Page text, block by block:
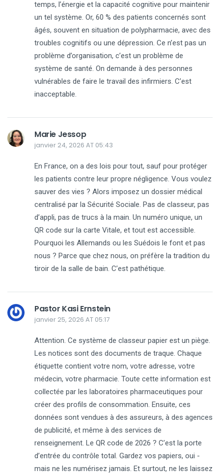
temps, l’énergie et la capacité cognitive pour maintenir
un tel système. Or, 60 % des patients concernés sont
âgés, souvent en situation de polypharmacie, avec des
troubles cognitifs ou une dépression. Ce n’est pas un
problème d’organisation, c’est un problème de
système de santé. On demande à des personnes
vulnérables de faire le travail des infirmiers. C’est
inacceptable.
Marie Jessop
janvier 24, 2026 AT 05:43
En France, on a des lois pour tout, sauf pour protéger
les patients contre leur propre négligence. Vous voulez
sauver des vies ? Alors imposez un dossier médical
centralisé par la Sécurité Sociale. Pas de classeur, pas
d’appli, pas de trucs à la main. Un numéro unique, un
QR code sur la carte Vitale, et tout est accessible.
Pourquoi les Allemands ou les Suédois le font et pas
nous ? Parce que chez nous, on préfère la tradition du
tiroir de la salle de bain. C’est pathétique.
Pastor Kasi Ernstein
janvier 25, 2026 AT 05:17
Attention. Ce système de classeur papier est un piège.
Les notices sont des documents de traque. Chaque
étiquette contient votre nom, votre adresse, votre
médecin, votre pharmacie. Toute cette information est
collectée par les laboratoires pharmaceutiques pour
créer des profils de consommation. Ensuite, ces
données sont vendues à des assureurs, à des agences
de publicité, et même à des services de
renseignement. Le QR code de 2026 ? C’est la porte
d’entrée du contrôle total. Gardez vos papiers, oui -
mais ne les numérisez jamais. Et surtout, ne les laissez